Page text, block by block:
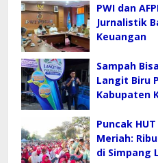
PWI dan
Jurnalistik
Keuangan
Sampah
Langit Biru
Kabupaten
Puncak
Meriah:
di Simpang